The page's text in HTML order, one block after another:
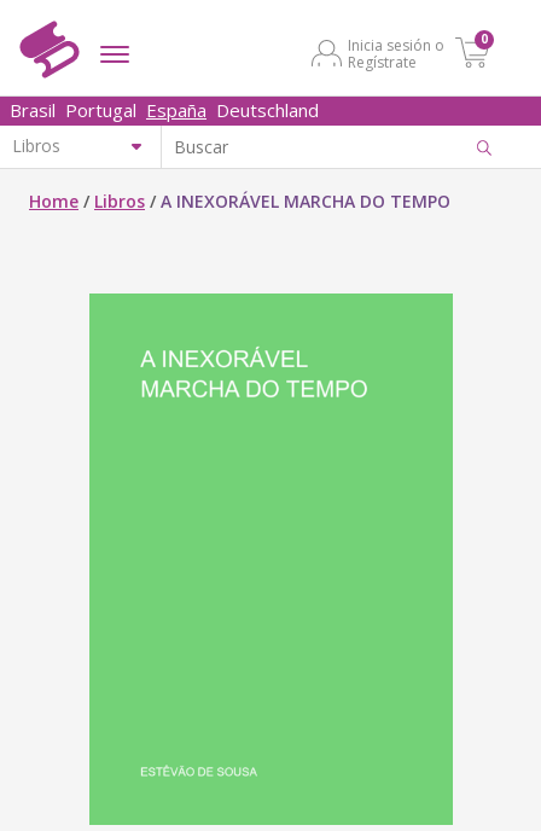
Inicia sesión o
Regístrate
0
Brasil Portugal España Deutschland
Home / Libros /A INEXORÁVEL MARCHA DO TEMPO